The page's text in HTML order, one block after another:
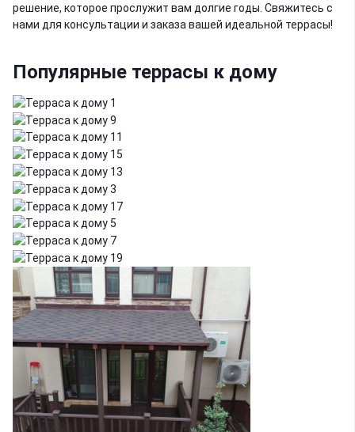
решение, которое прослужит вам долгие годы. Свяжитесь с
нами для консультации и заказа вашей идеальной террасы!
Популярные террасы к дому